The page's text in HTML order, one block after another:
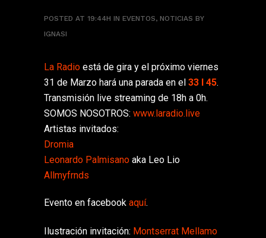
POSTED AT 19:44H IN EVENTOS, NOTICIAS BY
IGNASI
La Radio está de gira y el próximo viernes
31 de Marzo hará una parada en el 33 I 45.
Transmisión live streaming de 18h a 0h.
SOMOS NOSOTROS: www.laradio.live
Artistas invitados:
Dromia
Leonardo Palmisano aka Leo Lio
Allmyfrnds
Evento en facebook aquí.
Ilustración invitación: Montserrat Mellamo